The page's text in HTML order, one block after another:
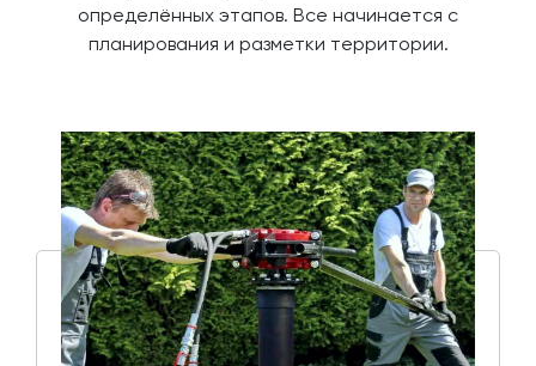
определённых этапов. Все начинается с
планирования и разметки территории.